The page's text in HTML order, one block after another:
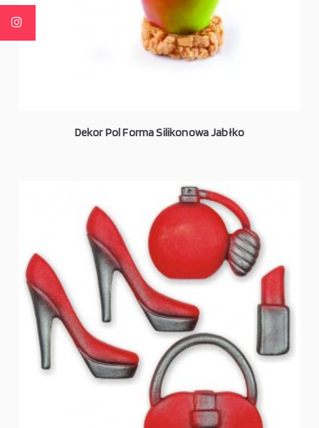
Dekor Pol Forma Silikonowa Jabłko